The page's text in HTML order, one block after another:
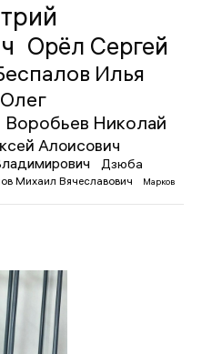
Орёл Сергей
Илья
Воробьев Николай
Алоисович
Дзюба
Михаил Вячеславович
Марков